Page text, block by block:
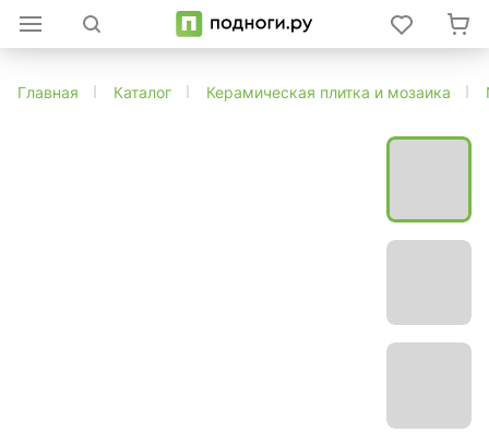
Главная Каталог Керамическая плитка и мозаика